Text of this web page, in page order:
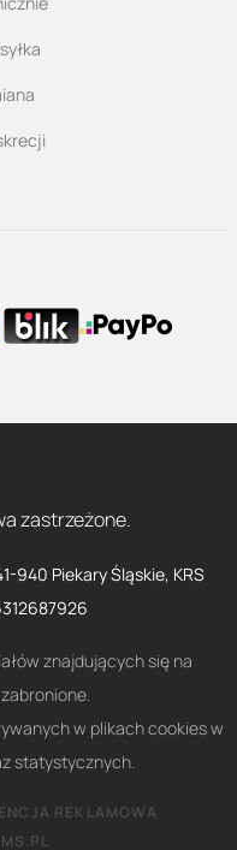
zastrzeżone.
940 Piekary Śląskie, KRS
znajdujących się na
w plikach cookies w
statystycznych.
REKLAMOWA